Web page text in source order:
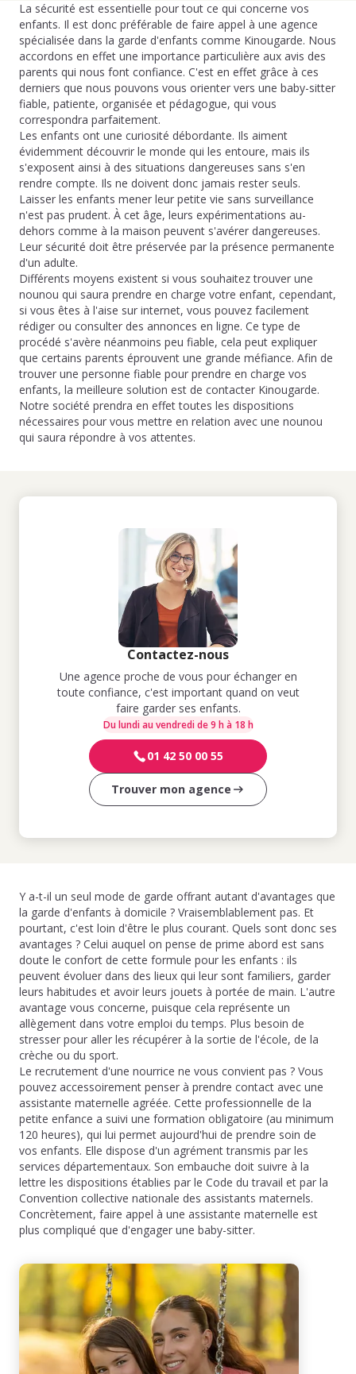
La sécurité est essentielle pour tout ce qui concerne vos
enfants. Il est donc préférable de faire appel à une agence
spécialisée dans la garde d'enfants comme Kinougarde. Nous
accordons en effet une importance particulière aux avis des
parents qui nous font confiance. C'est en effet grâce à ces
derniers que nous pouvons vous orienter vers une baby-sitter
fiable, patiente, organisée et pédagogue, qui vous
correspondra parfaitement.
Les enfants ont une curiosité débordante. Ils aiment
évidemment découvrir le monde qui les entoure, mais ils
s'exposent ainsi à des situations dangereuses sans s'en
rendre compte. Ils ne doivent donc jamais rester seuls.
Laisser les enfants mener leur petite vie sans surveillance
n'est pas prudent. À cet âge, leurs expérimentations au-
dehors comme à la maison peuvent s'avérer dangereuses.
Leur sécurité doit être préservée par la présence permanente
d'un adulte.
Différents moyens existent si vous souhaitez trouver une
nounou qui saura prendre en charge votre enfant, cependant,
si vous êtes à l'aise sur internet, vous pouvez facilement
rédiger ou consulter des annonces en ligne. Ce type de
procédé s'avère néanmoins peu fiable, cela peut expliquer
que certains parents éprouvent une grande méfiance. Afin de
trouver une personne fiable pour prendre en charge vos
enfants, la meilleure solution est de contacter Kinougarde.
Notre société prendra en effet toutes les dispositions
nécessaires pour vous mettre en relation avec une nounou
qui saura répondre à vos attentes.
Contactez-nous
Une agence proche de vous pour échanger en
toute confiance, c'est important quand on veut
faire garder ses enfants.
Du lundi au vendredi de 9 h à 18 h
01 42 50 00 55
Trouver mon agence
Y a-t-il un seul mode de garde offrant autant d'avantages que
la garde d'enfants à domicile ? Vraisemblablement pas. Et
pourtant, c'est loin d'être le plus courant. Quels sont donc ses
avantages ? Celui auquel on pense de prime abord est sans
doute le confort de cette formule pour les enfants : ils
peuvent évoluer dans des lieux qui leur sont familiers, garder
leurs habitudes et avoir leurs jouets à portée de main. L'autre
avantage vous concerne, puisque cela représente un
allègement dans votre emploi du temps. Plus besoin de
stresser pour aller les récupérer à la sortie de l'école, de la
crèche ou du sport.
Le recrutement d'une nourrice ne vous convient pas ? Vous
pouvez accessoirement penser à prendre contact avec une
assistante maternelle agréée. Cette professionnelle de la
petite enfance a suivi une formation obligatoire (au minimum
120 heures), qui lui permet aujourd'hui de prendre soin de
vos enfants. Elle dispose d'un agrément transmis par les
services départementaux. Son embauche doit suivre à la
lettre les dispositions établies par le Code du travail et par la
Convention collective nationale des assistants maternels.
Concrètement, faire appel à une assistante maternelle est
plus compliqué que d'engager une baby-sitter.